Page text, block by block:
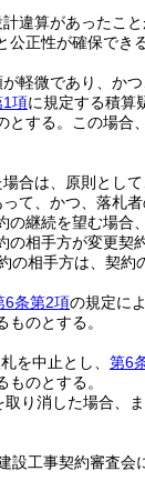
違算があったこ
正性が確保で
軽微であり、か
1項に規定する積算
する。
この場合
合は、原則とし
て、かつ、落札
の継続を望む場合
相手方が変更契
相手方は、契
6条第2項の規定に
のとする。
を中止とし、 第6
のとする。
り消した場合、
工事契約審査会